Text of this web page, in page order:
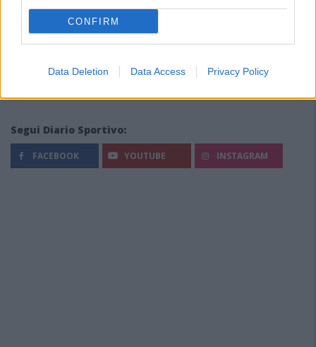
CONFIRM
Data Deletion Data Access Privacy Policy
Segui Diario Sportivo:
FACEBOOK YOUTUBE INSTAGRAM